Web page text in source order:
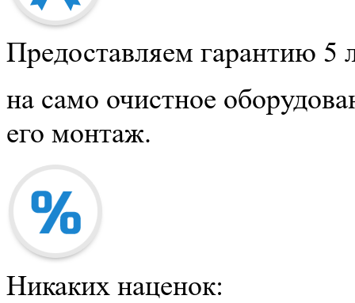
Предоставляем гарантию 5
на само очистное
его монтаж.
Никаких наценок: